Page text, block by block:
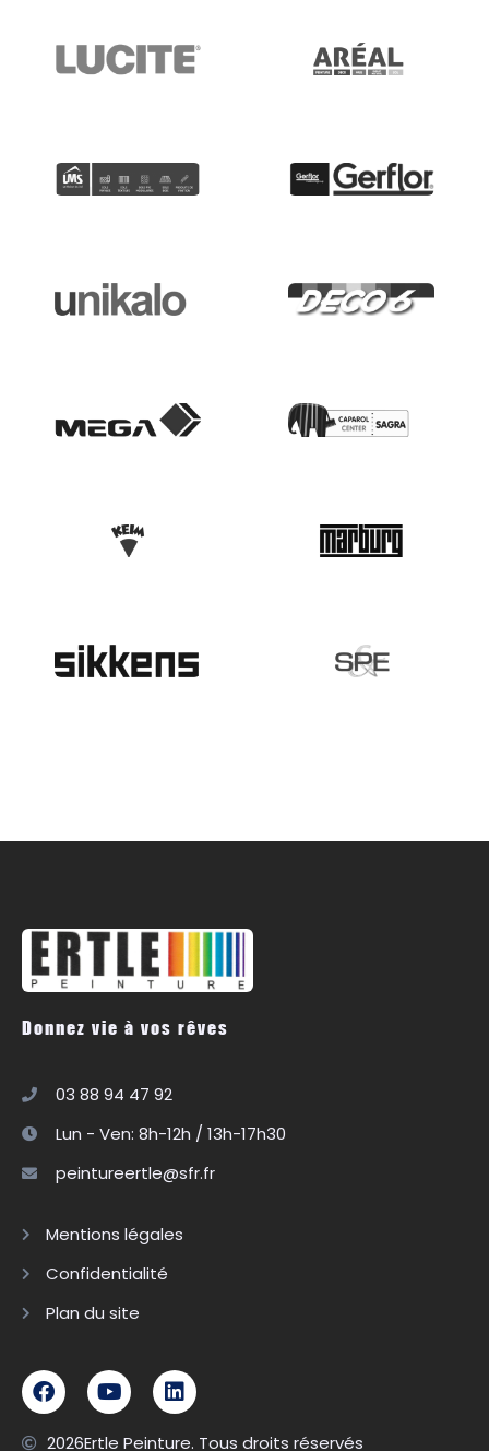
Donnez vie à vos rêves
03 88 94 47 92
Lun - Ven: 8h-12h / 13h-17h30
peintureertle@sfr.fr
Mentions légales
Confidentialité
Plan du site
2026Ertle Peinture. Tous droits réservés